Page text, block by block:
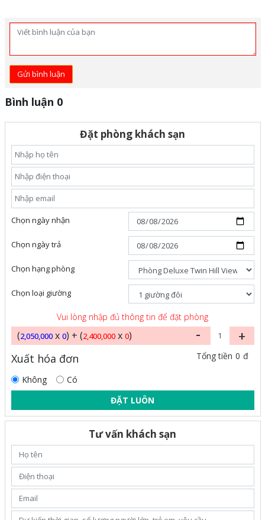
Gửi bình luận
Bình luận 0
Đặt phòng khách sạn
Chọn ngày nhận
Chọn ngày trả
Chọn hạng phòng
Chọn loại giường
Vui lòng nhập đủ thông tin để đặt phòng
(2,050,000x 0) + (2,400,000x 0) - +
Tổng tiền 0 đ
Xuất hóa đơn
Không
Có
ĐẶT LUÔN
Tư vấn khách sạn